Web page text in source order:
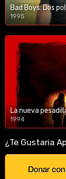
Bad Boys: Dos
1995
1080p/720p
La nueva
1994
1080p/720p
¿Te Gustaria